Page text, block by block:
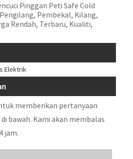
Pinggan Peti Safe Cold
Pembekal, Kilang,
Rendah, Terbaru, Kualiti,
Elektrik
memberikan pertanyaan
bawah. Kami akan membalas
jam.